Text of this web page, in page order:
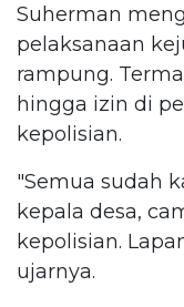
Suherman
pelaksanaan
rampung.
hingga izin di
kepolisian.
"Semua sudah
kepala desa,
kepolisian.
ujarnya.